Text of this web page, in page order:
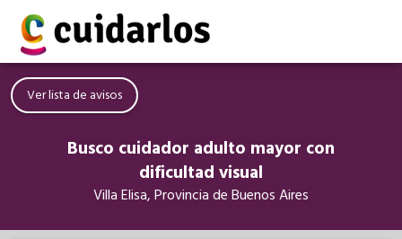
Ver lista de avisos
Busco cuidador adulto mayor con
dificultad visual
Villa Elisa, Provincia de Buenos Aires